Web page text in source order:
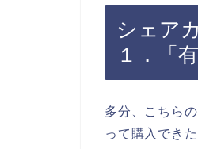
シェア
１．「
多分、こちら
って購入でき